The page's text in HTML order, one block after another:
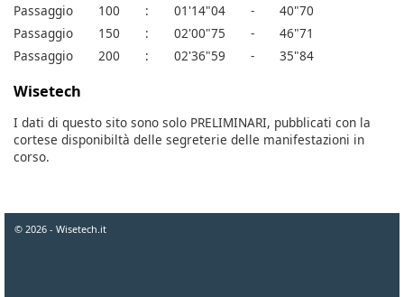
Passaggio
100 : 01'14"04 -
40"70
Passaggio
150 : 02'00"75 -
46"71
Passaggio
200 : 02'36"59 - 35"84
Wisetech
I dati di questo sito sono solo PRELIMINARI, pubblicati con la
cortese disponibiltà delle segreterie delle manifestazioni in
corso.
© 2026 - Wisetech.it